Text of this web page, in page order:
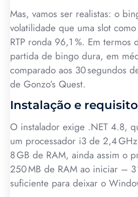
Mas, vamos ser realistas: o
volatilidade que uma slot
RTP ronda 96,1 %. Em termos
partida de bingo dura, em
comparado aos 30 segundos
de Gonzo’s Quest.
Instalação e
O instalador exige .NET 4.8,
um processador i3 de 2,4
8 GB de RAM, ainda assim o
250 MB de RAM ao iniciar – 3
suficiente para deixar o